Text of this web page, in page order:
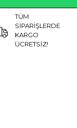
TÜM
SİPARİŞLERDE
KARGO
ÜCRETSİZ!